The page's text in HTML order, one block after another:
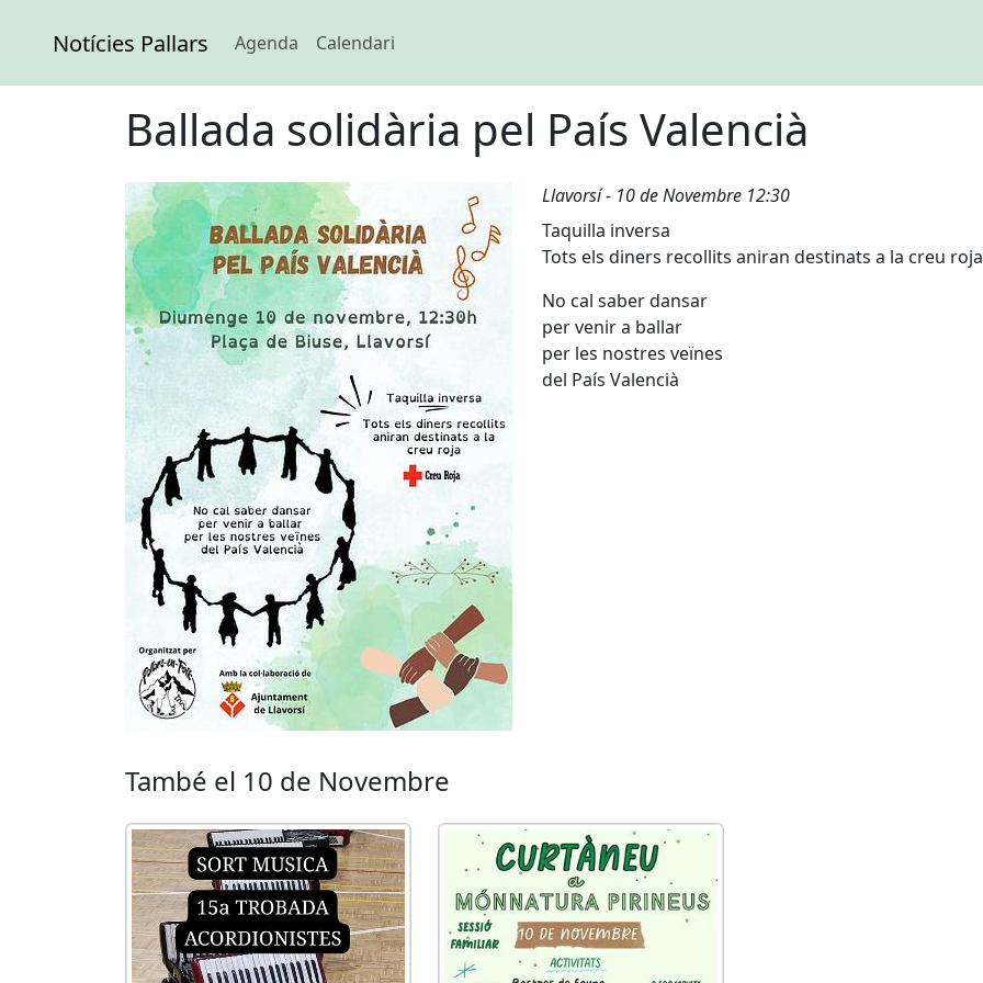
Notícies Pallars Agenda Calendari
Ballada solidària pel País Valencià
Llavorsí - 10 de Novembre 12:30
Taquilla inversa
Tots els diners recollits aniran destinats a la creu roja
No cal saber dansar
per venir a ballar
per les nostres veïnes
del País Valencià
També el 10 de Novembre